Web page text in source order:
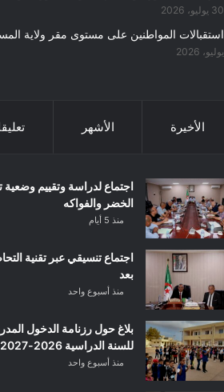
30 يوليو، 2026
استقبالات المواطنين على مستوى مقر ولاية
يوليو، 2026
الأخيرة الأشهر
اجتماع لدراسة وتقييم وضعية
الخضر والفواكه
منذ 5 أيام
اجتماع تنسيقي عبر تقنية
بعد
منذ أسبوع واحد
بلاغ حول رزنامة الدخول
للسنة الدراسية 2026-2027
منذ أسبوع واحد